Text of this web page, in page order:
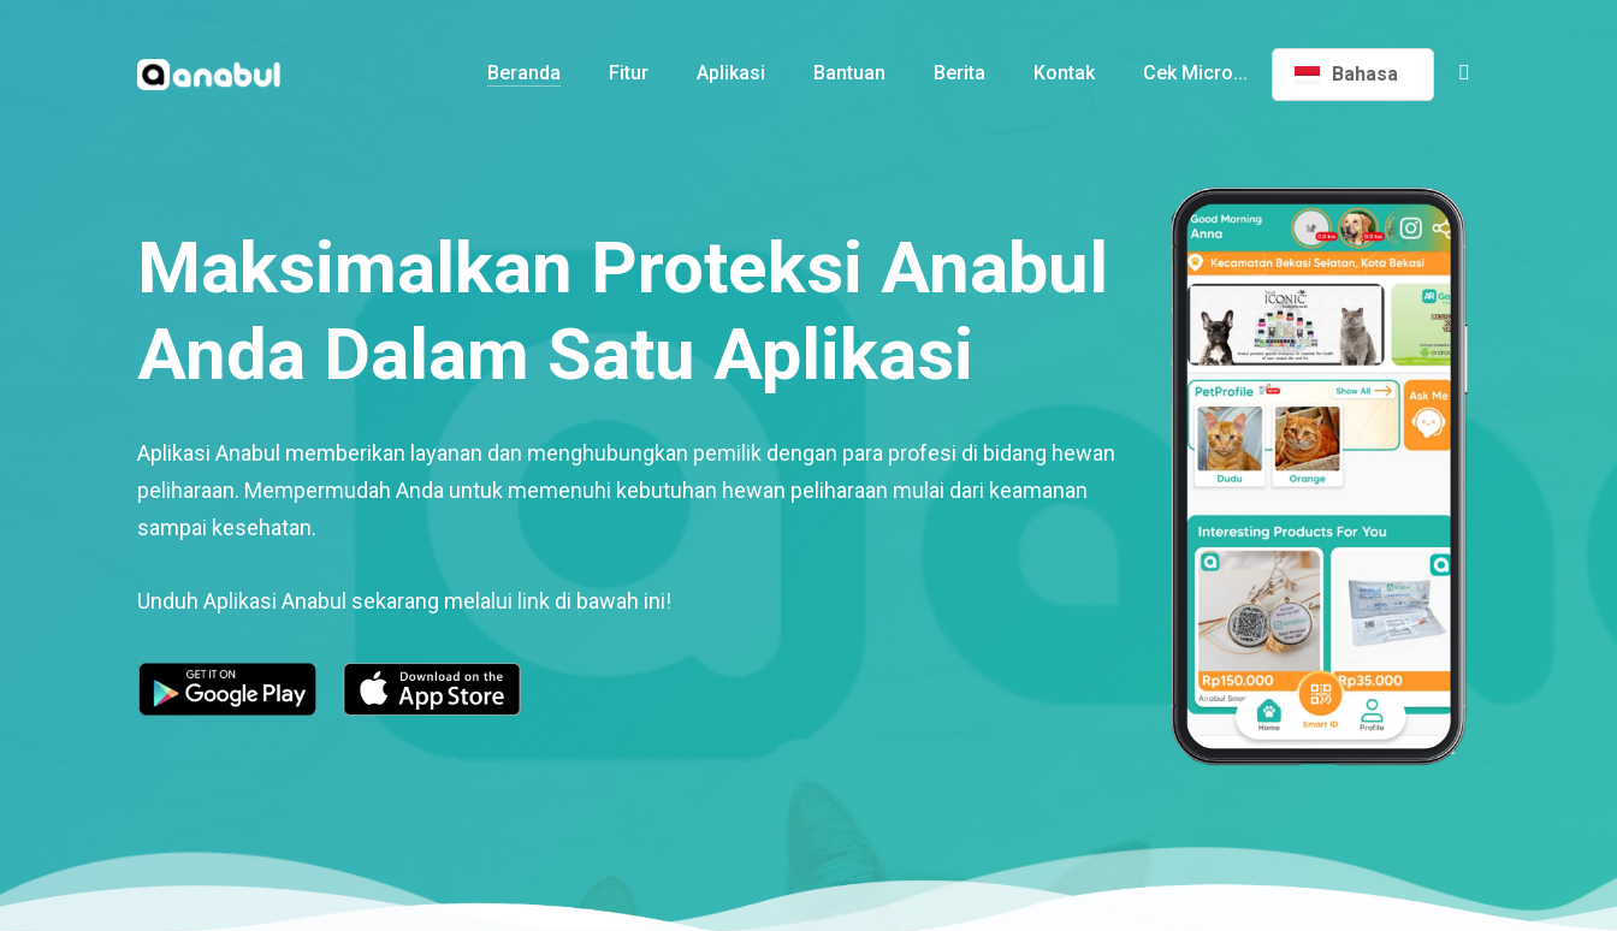
Beranda Fitur Aplikasi Bantuan Berita Kontak Cek Micro... Bahasa
Maksimalkan Proteksi Anabul
Anda Dalam Satu Aplikasi
Aplikasi Anabul memberikan layanan dan menghubungkan pemilik dengan para profesi di bidang hewan
peliharaan. Mempermudah Anda untuk memenuhi kebutuhan hewan peliharaan mulai dari keamanan
sampai kesehatan.
Unduh Aplikasi Anabul sekarang melalui link di bawah ini!